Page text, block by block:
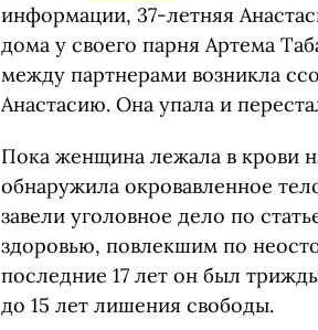
информации, 37-летняя
дома у своего парня Артема
между партнерами возникла
Анастасию. Она упала и
Пока женщина лежала в крови
обнаружила окровавленное
завели уголовное дело по
здоровью, повлекшим по
последние 17 лет он был
до 15 лет лишения свободы.